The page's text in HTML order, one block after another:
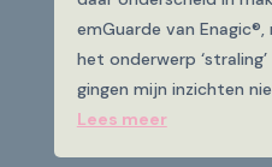
emGuarde van
het onderwerp
gingen mijn inzichten
Lees meer